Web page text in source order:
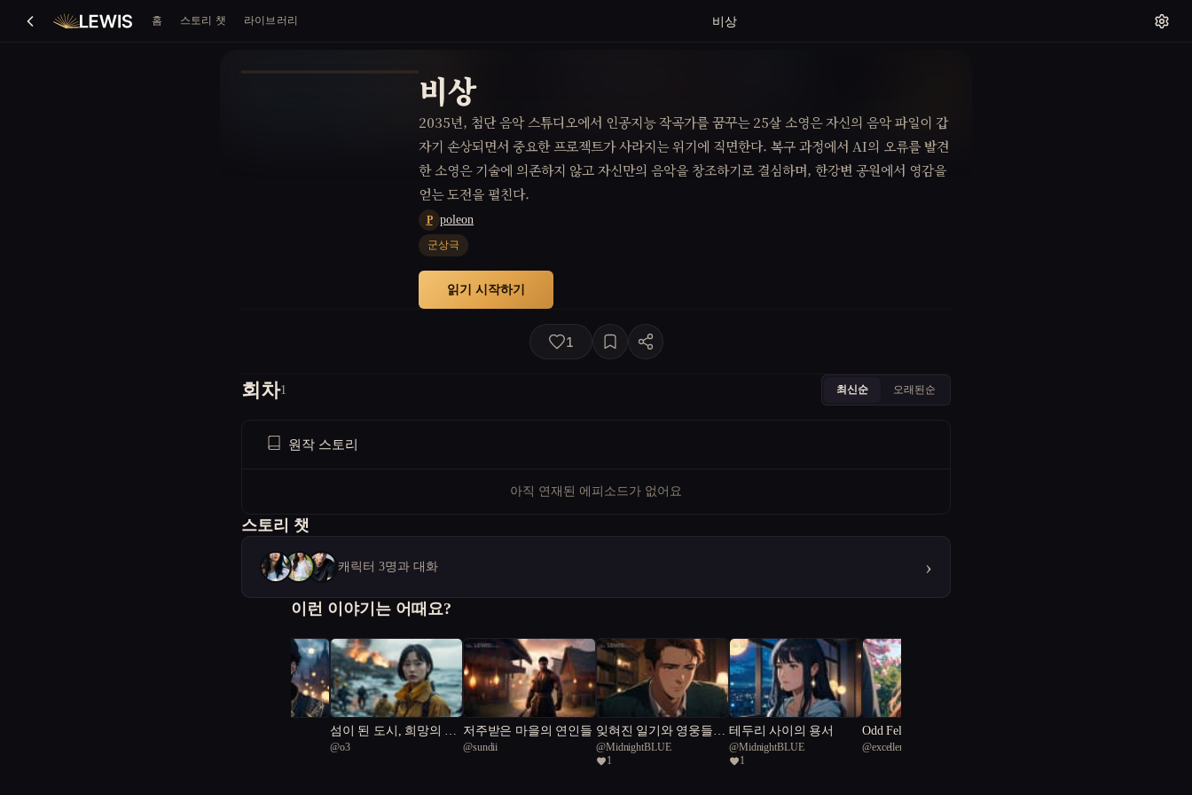
홈 스토리 챗 라이브러리 비상
비상
2035년, 첨단 음악 스튜디오에서 인공지능 작곡가를 꿈꾸는 25살 소영은 자신의 음악 파일이 갑
자기 손상되면서 중요한 프로젝트가 사라지는 위기에 직면한다. 복구 과정에서 AI의 오류를 발견
한 소영은 기술에 의존하지 않고 자신만의 음악을 창조하기로 결심하며, 한강변 공원에서 영감을
얻는 도전을 펼친다.
P poleon
군상극
읽기 시작하기
1
회차1 최신순 오래된순
원작 스토리
아직 연재된 에피소드가 없어요
스토리 챗
캐릭터 3명과 대화 ›
이런 이야기는 어때요?
섬이 된 도시, 희망의 끝
자락
@o3
저주받은 마을의 연인들
@sundii
잊혀진 일기와 영웅들의
서사시
@MidnightBLUE
1
테두리 사이의 용서
@MidnightBLUE
1
Odd Fellows
@excellent Reticulated fish 28